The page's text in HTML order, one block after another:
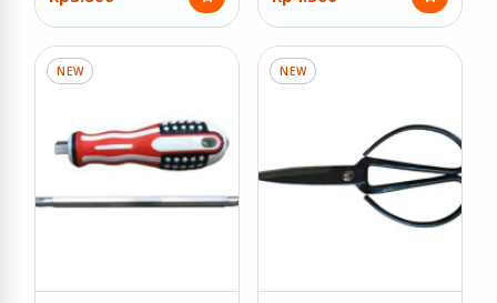
NEW NEW